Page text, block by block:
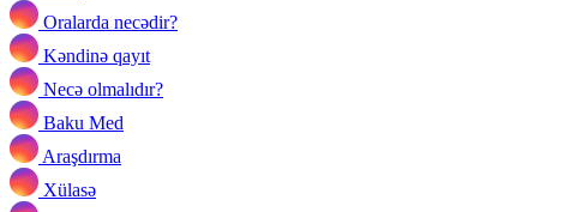
Oralarda necədir?
Kəndinə qayıt
Necə olmalıdır?
Baku Med
Araşdırma
Xülasə